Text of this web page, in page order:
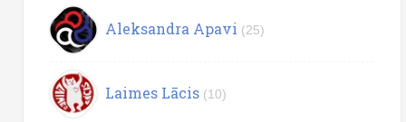
Aleksandra Apavi (25)
Laimes Lācis (10)